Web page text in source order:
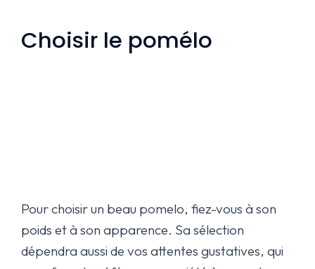
Choisir le pomélo
Pour choisir un beau pomelo, fiez-vous à son
poids et à son apparence. Sa sélection
dépendra aussi de vos attentes gustatives, qui